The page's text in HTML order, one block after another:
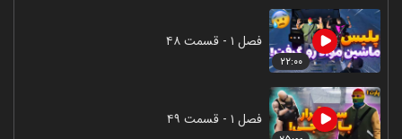
۲۲:۰۰
فصل ۱ - قسمت ۴۸
فصل ۱ - قسمت ۴۹